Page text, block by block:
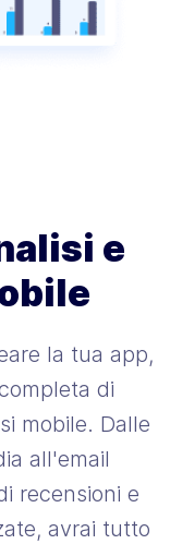
e
la tua app,
di
mobile. Dalle
all'email
recensioni e
avrai tutto